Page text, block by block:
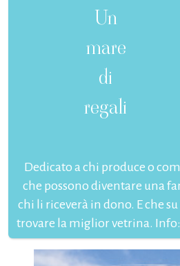
Un
mare
di
regali
Dedicato a chi produce o
che possono diventare una
chi li riceverà in dono. E che
trovare la miglior vetrina. Info: